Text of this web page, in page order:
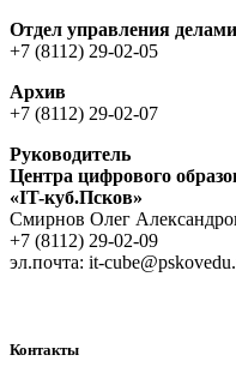
Отдел управления
+7 (8112) 29-02-05
Архив
+7 (8112) 29-02-07
Руководитель
Центра цифрового
«IT-куб.Псков»
Cмирнов Oлег
+7 (8112) 29-02-09
эл.почта: it-
Контакты